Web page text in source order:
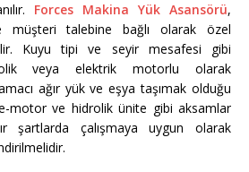
Forces Makina Yük Asansörü,
müşteri talebine bağlı olarak özel
Kuyu tipi ve seyir mesafesi gibi
veya elektrik motorlu olarak
ağır yük ve eşya taşımak olduğu
motor ve hidrolik ünite gibi aksamlar
şartlarda çalışmaya uygun olarak